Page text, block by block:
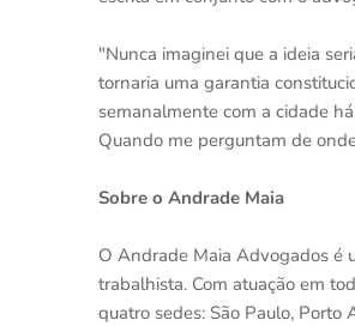
"Nunca imaginei que a ideia
tornaria uma garantia
semanalmente com a cidade
Quando me perguntam de
Sobre o Andrade Maia
O Andrade Maia Advogados é
trabalhista. Com atuação em
quatro sedes: São Paulo, Porto